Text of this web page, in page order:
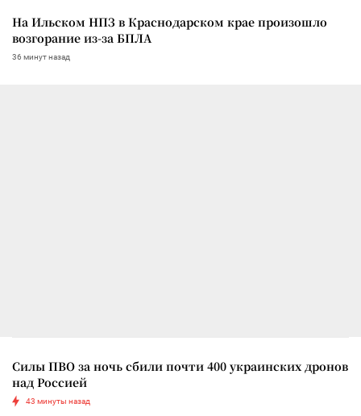
На Ильском НПЗ в Краснодарском крае произошло
возгорание из-за БПЛА
36 минут назад
Силы ПВО за ночь сбили почти 400 украинских дронов
над Россией
43 минуты назад